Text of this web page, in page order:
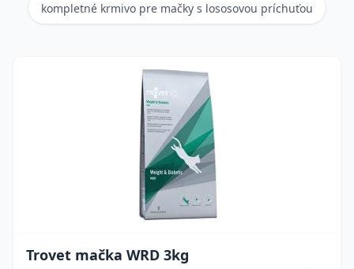
kompletné krmivo pre mačky s lososovou príchuťou
Trovet mačka WRD 3kg